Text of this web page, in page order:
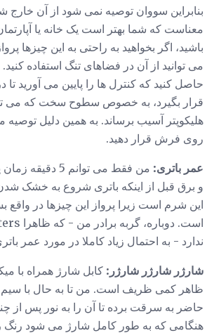
بنابراین سووان توصیه نمی شود از آن خارج
معناست که شما بهتر است یک خانه یا
باشید، اگر بخواهید به راحتی به این چیزها
می توانید از آن در فضاهای تنگ استفاده
حاصل کنید که کنترل ها را پایین می آورید
قرار بگیرد، به خصوص سطوح سخت که می
هلیکوپتر آسیب برساند. به همین دلیل توصیه
روی فرش قرار دهید.
عمر باتری:
من فقط می توانم 5
و برق قبل از اینکه باتری شروع به خشک
این شرم است زیرا پرواز این چیزها در واقع
ندارد - به احتمال زیاد کاملا در مورد عمر
شارژر شارژر شارژر: کابل شارژ همراه با
ظاهر کمی ظریف است. من تا به حال با سیم
حاضر به سرقت برده تا آن را به نور پس از
هنگامی که به طور کامل شارژ می شود رنگ